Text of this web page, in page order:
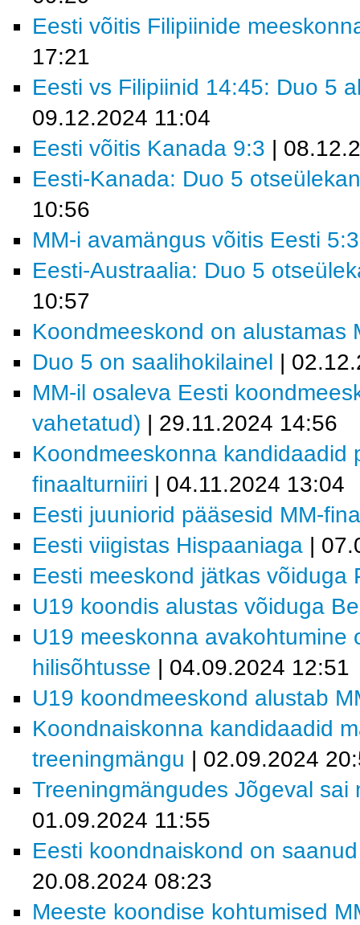
Eesti võitis Filipiinide
17:21
Eesti vs Filipiinid 14:45: Duo 5
09.12.2024 11:04
Eesti võitis Kanada 9:3 |
Eesti-Kanada: Duo 5
10:56
MM-i avamängus võitis Eesti
Eesti-Austraalia: Duo 5
10:57
Koondmeeskond on alustamas
Duo 5 on saalihokilainel |
MM-il osaleva Eesti
vahetatud) | 29.11.2024 14:56
Koondmeeskonna kandidaadid
finaalturniiri | 04.11.2024 13:04
Eesti juuniorid pääsesid MM-
Eesti viigistas Hispaaniaga |
Eesti meeskond jätkas võiduga
U19 koondis alustas võiduga
U19 meeskonna
hilisõhtusse | 04.09.2024 12:51
U19 koondmeeskond alustab
Koondnaiskonna kandidaadid
treeningmängu | 02.09.2024
Treeningmängudes Jõgeval
01.09.2024 11:55
Eesti koondnaiskond on
20.08.2024 08:23
Meeste koondise kohtumised